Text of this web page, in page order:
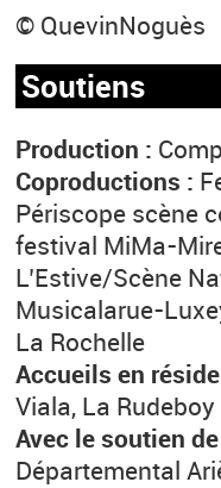
© QuevinNoguès
Soutiens
Production :
Coproductions :
Périscope scène
festival MiMa-
L’Estive/Scène
Musicalarue-
La Rochelle
Accueils en
Viala, La
Avec le soutien
Départemental